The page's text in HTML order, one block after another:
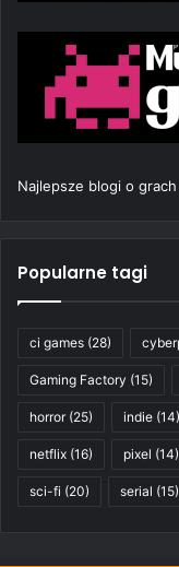
Najlepsze blogi o
Popularne tagi
ci games (28)
Gaming Factory (15)
horror(25) indie (14)
netflix (16) pixel (14)
sci-fi (20) serial (15)